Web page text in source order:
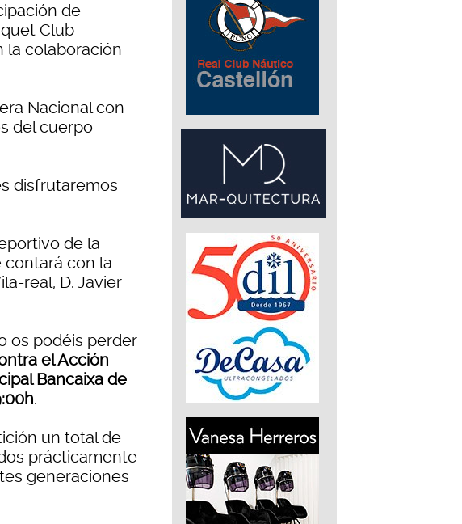
de
Club
la colaboración
Nacional con
del cuerpo
disfrutaremos
de la
contará con la
real, D. Javier
os podéis perder
el Acción
Bancaixa de
.
un total de
prácticamente
generaciones